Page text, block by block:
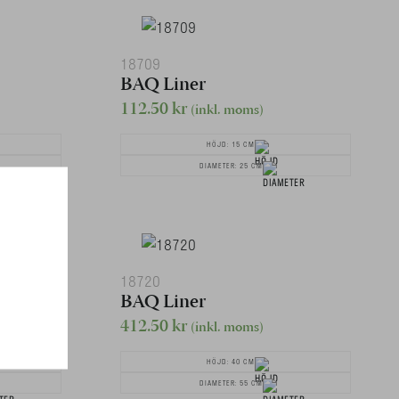
18709
BAQ Liner
112.50kr (inkl. moms)
HÖJD: 15 CM
DIAMETER: 25 CM
18720
BAQ Liner
412.50kr (inkl. moms)
HÖJD: 40 CM
DIAMETER: 55 CM